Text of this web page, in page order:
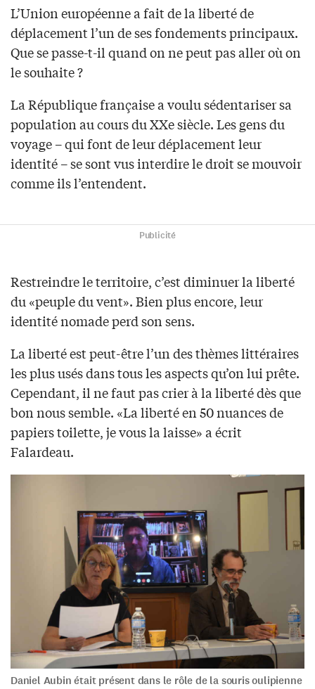
L’Union européenne a fait de la liberté de
déplacement l’un de ses fondements principaux.
Que se passe-t-il quand on ne peut pas aller où on
le souhaite ?
La République française a voulu sédentariser sa
population au cours du XXe siècle. Les gens du
voyage – qui font de leur déplacement leur
identité – se sont vus interdire le droit se mouvoir
comme ils l’entendent.
Publicité
Restreindre le territoire, c’est diminuer la liberté
du «peuple du vent». Bien plus encore, leur
identité nomade perd son sens.
La liberté est peut-être l’un des thèmes littéraires
les plus usés dans tous les aspects qu’on lui prête.
Cependant, il ne faut pas crier à la liberté dès que
bon nous semble. «La liberté en 50 nuances de
papiers toilette, je vous la laisse» a écrit
Falardeau.
Daniel Aubin était présent dans le rôle de la souris oulipienne